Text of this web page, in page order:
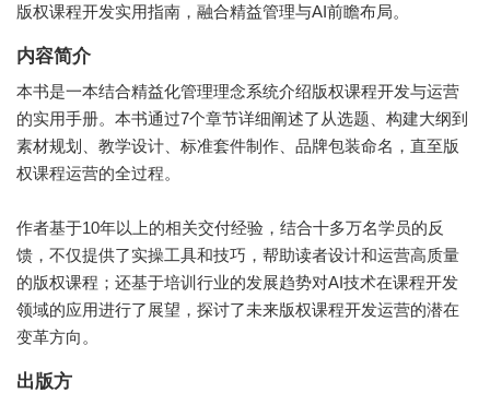
版权课程开发实用指南，融合精益管理与AI前瞻布局。
内容简介
本书是一本结合精益化管理理念系统介绍版权课程开发与运营
的实用手册。本书通过7个章节详细阐述了从选题、构建大纲到
素材规划、教学设计、标准套件制作、品牌包装命名，直至版
权课程运营的全过程。
作者基于10年以上的相关交付经验，结合十多万名学员的反
馈，不仅提供了实操工具和技巧，帮助读者设计和运营高质量
的版权课程；还基于培训行业的发展趋势对AI技术在课程开发
领域的应用进行了展望，探讨了未来版权课程开发运营的潜在
变革方向。
出版方